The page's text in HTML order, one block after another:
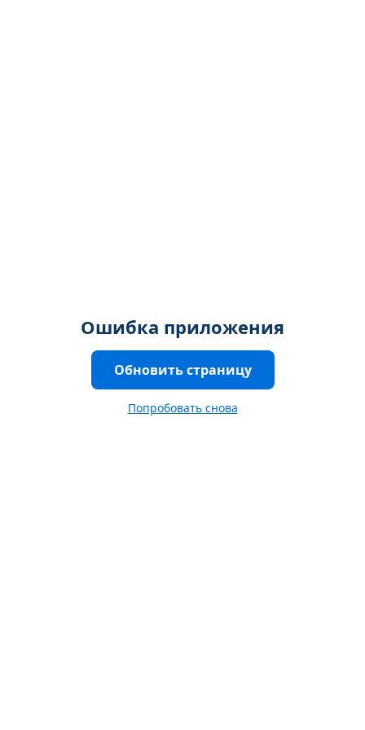
Ошибка приложения
Обновить страницу
Попробовать снова